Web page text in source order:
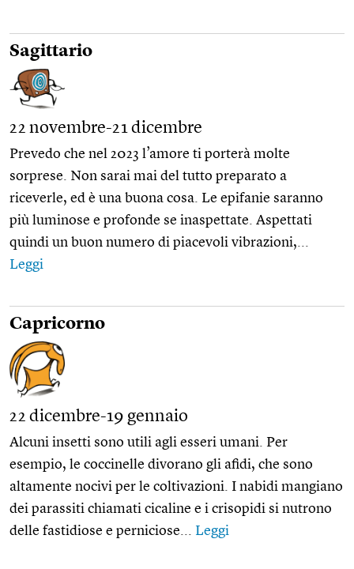
Sagittario
22 novembre-21 dicembre
Prevedo che nel 2023 l’amore ti porterà molte
sorprese. Non sarai mai del tutto preparato a
riceverle, ed è una buona cosa. Le epifanie saranno
più luminose e profonde se inaspettate. Aspettati
quindi un buon numero di piacevoli vibrazioni,...
Leggi
Capricorno
22 dicembre-19 gennaio
Alcuni insetti sono utili agli esseri umani. Per
esempio, le coccinelle divorano gli afidi, che sono
altamente nocivi per le coltivazioni. I nabidi mangiano
dei parassiti chiamati cicaline e i crisopidi si nutrono
delle fastidiose e perniciose... Leggi